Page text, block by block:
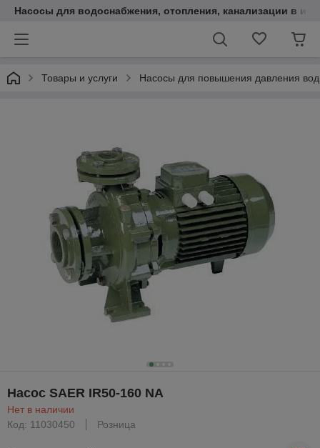
Насосы для водоснабжения, отопления, канализации в
Товары и услуги Насосы для повышения давления
Насос SAER IR50-160 NA
Нет в наличии
Код: 11030450
Розница